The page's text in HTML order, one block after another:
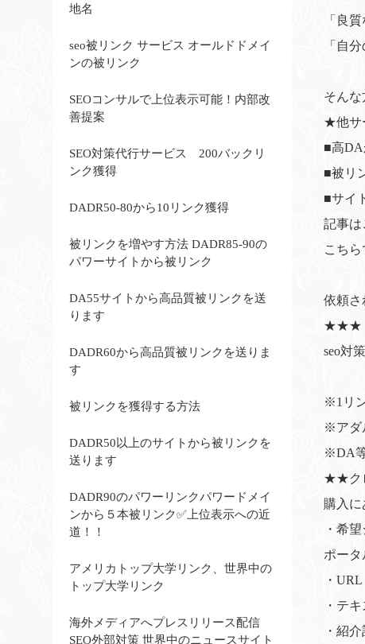
「良
「自
そんな
★他サ
■高DA
■被リ
■サイ
記事は
こちら
依頼さ
★★★
seo対
※1リ
※アダ
※DA
★★ク
購入
・希
ポー
・URL
・テ
・紹
地名
seo被リンク サービス オールドドメイ
ンの被リンク
SEOコンサルで上位表示可能！内部改
善提案
SEO対策代行サービス 200バックリ
ンク獲得
DADR50-80から10リンク獲得
被リンクを増やす方法 DADR85-90の
パワーサイトから被リンク
DA55サイトから高品質被リンクを送
ります
DADR60から高品質被リンクを送りま
す
被リンクを獲得する方法
DADR50以上のサイトから被リンクを
送ります
DADR90のパワーリンクパワードメイ
ンから５本被リンク✅上位表示への近
道！！
アメリカトップ大学リンク、世界中の
トップ大学リンク
海外メディアへプレスリリース配信
SEO外部対策 世界中のニュースサイト